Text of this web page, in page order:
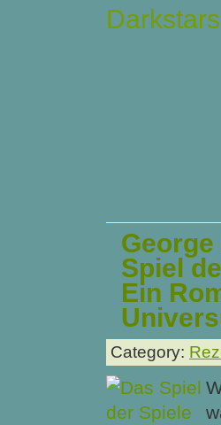
Spiel
Ein
Category: